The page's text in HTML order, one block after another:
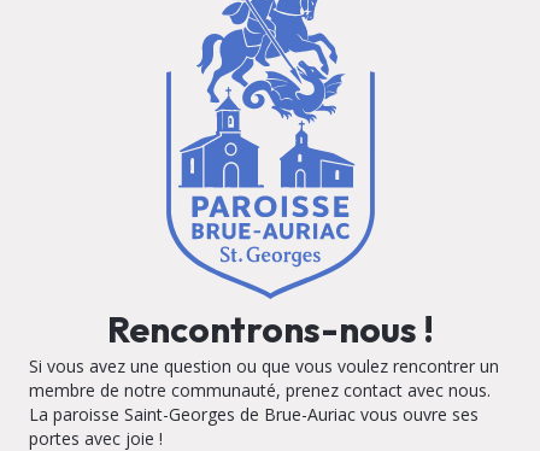
Rencontrons-nous !
Si vous avez une question ou que vous voulez rencontrer un
membre de notre communauté, prenez contact avec nous.
La paroisse Saint-Georges de Brue-Auriac vous ouvre ses
portes avec joie !